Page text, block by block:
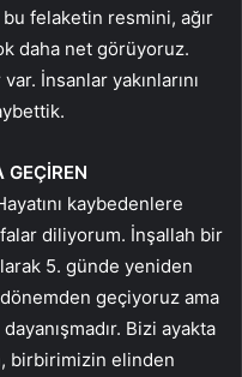
felaketin resmini, ağır
daha net görüyoruz.
İnsanlar yakınlarını
GEÇİREN
kaybedenlere
diliyorum. İnşallah bir
5. günde yeniden
geçiyoruz ama
Bizi ayakta
birbirimizin elinden